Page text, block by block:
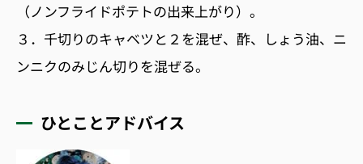
（ノンフライドポテトの出来上がり）。
３．千切りのキャベツと２を混ぜ、酢、しょう油、ニ
ンニクのみじん切りを混ぜる。
ひとことアドバイス